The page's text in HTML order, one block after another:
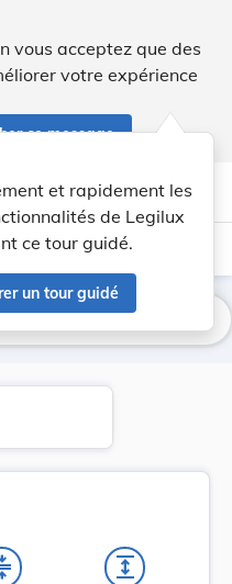
vous acceptez que des
votre expérience
ce message
help Aide
et rapidement les
de Legilux
ce tour guidé.
un tour guidé
light_mode dark_mode
expand